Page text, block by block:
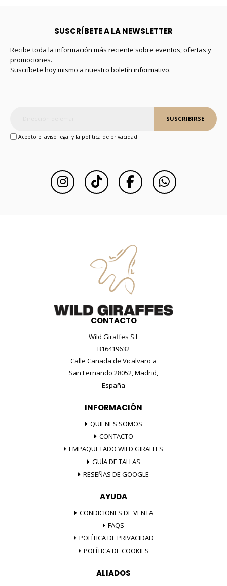
SUSCRÍBETE A LA NEWSLETTER
Recibe toda la información más reciente sobre eventos, ofertas y
promociones.
Suscríbete hoy mismo a nuestro boletín informativo.
Acepto el aviso legal y la política de privacidad
SUSCRIBIRSE
CONTACTO
Wild Giraffes S.L
B16419632
Calle Cañada de Vicalvaro a
San Fernando 28052, Madrid,
España
INFORMACIÓN
QUIENES SOMOS
CONTACTO
EMPAQUETADO WILD GIRAFFES
GUÍA DE TALLAS
RESEÑAS DE GOOGLE
AYUDA
CONDICIONES DE VENTA
FAQS
POLÍTICA DE PRIVACIDAD
POLÍTICA DE COOKIES
ALIADOS